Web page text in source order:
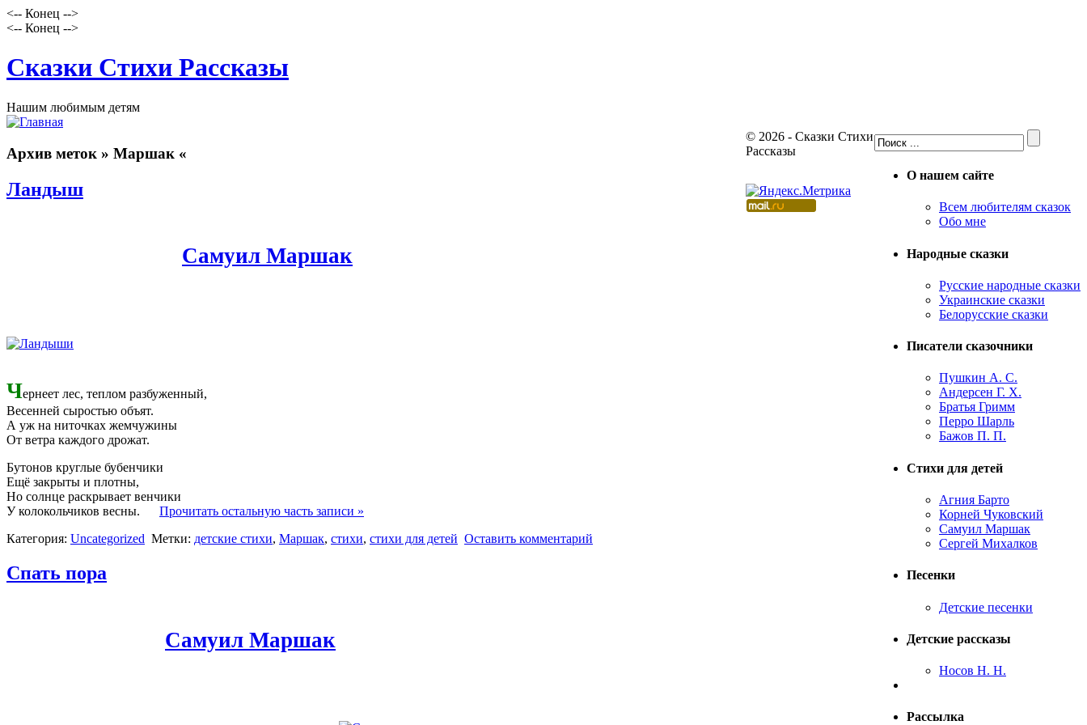
<-- Конец -->
<-- Конец -->
Сказки Стихи Рассказы
Нашим любимым детям
Архив меток » Маршак «
Ландыш
Самуил Маршак
Чернеет лес, теплом разбуженный,
Весенней сыростью объят.
А уж на ниточках жемчужины
От ветра каждого дрожат.
Бутонов круглые бубенчики
Ещё закрыты и плотны,
Но солнце раскрывает венчики
У колокольчиков весны. Прочитать остальную часть записи »
Категория: Uncategorized Метки: детские стихи, Маршак, стихи, стихи для детей Оставить комментарий
Спать пора
Самуил Маршак
О нашем сайте
Всем любителям сказок
Обо мне
Народные сказки
Русские народные сказки
Украинские сказки
Белорусские сказки
Писатели сказочники
Пушкин А. С.
Андерсен Г. Х.
Братья Гримм
Перро Шарль
Бажов П. П.
Стихи для детей
Агния Барто
Корней Чуковский
Самуил Маршак
Сергей Михалков
Песенки
Детские песенки
Детские рассказы
Носов Н. Н.
Рассылка
© 2026 - Сказки Стихи
Рассказы